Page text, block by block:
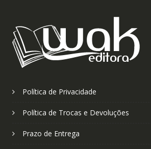
Política de Privacidade
Política de Trocas e Devoluções
Prazo de Entrega